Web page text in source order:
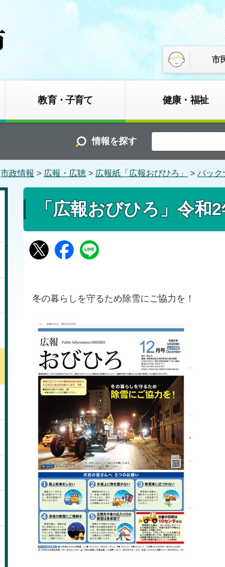
市
教育・子育て 健康・福祉
情報を探す
市政情報 > 広報・広聴 > 広報紙「広報おびひろ」 > バック
「広報おびひろ」令和
冬の暮らしを守るため除雪にご協力を！